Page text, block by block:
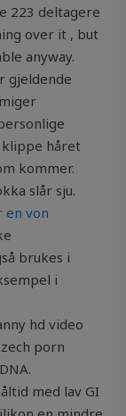
223 deltagere
over it , but
anyway.
gjeldende
håret
kommer.
slår sju.
en von
brukes i
i
hd video
porn
med lav GI